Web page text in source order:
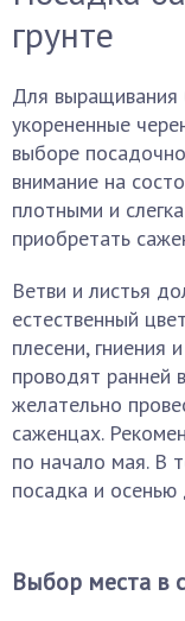
грунте
Для выращивания
укорененные
выборе
внимание на
плотными и
приобретать
Ветви и листья
естественный
плесени, гниения
проводят ранней
желательно
саженцах.
по начало мая. В
посадка и осенью
Выбор места в